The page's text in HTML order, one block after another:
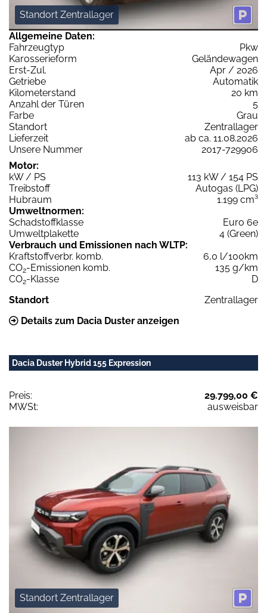
Standort Zentrallager
Allgemeine Daten:
Fahrzeugtyp
Pkw
Karosserieform
Geländewagen
Erst-Zul.
Apr / 2026
Getriebe
Automatik
Kilometerstand
20 km
Anzahl der Türen
5
Farbe
Grau
Standort
Zentrallager
Lieferzeit
ab ca. 11.08.2026
Unsere Nummer
2017-729906
Motor:
kW / PS
113 kW / 154 PS
Treibstoff
Autogas (LPG)
Hubraum
1.199 cm³
Umweltnormen:
Schadstoffklasse
Euro 6e
Umweltplakette
4 (Green)
Verbrauch und Emissionen nach WLTP:
Kraftstoffverbr. komb.
6,0 l/100km
CO2-Emissionen komb.
135 g/km
CO2-Klasse
D
Standort
Zentrallager
Details zum Dacia Duster anzeigen
Dacia Duster Hybrid 155 Expression
Preis:
29.799,00 €
MWSt:
ausweisbar
Standort Zentrallager